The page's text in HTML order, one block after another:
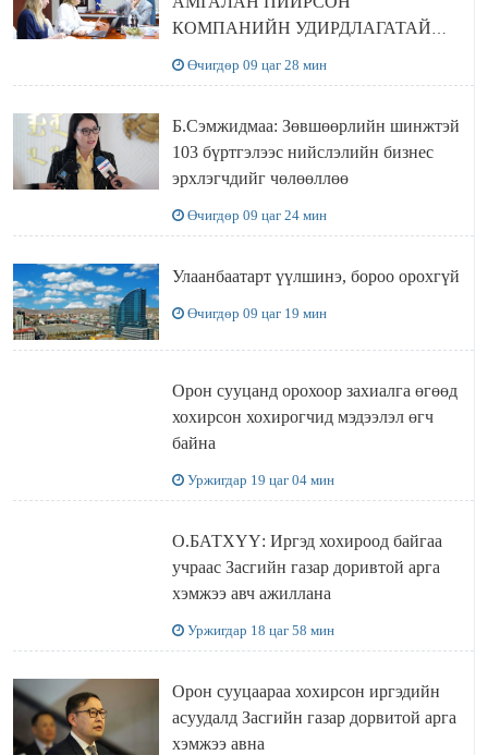
КОМПАНИЙН УДИРДЛАГАТАЙ
Өчигдөр 09 цаг 28 мин
Б.Сэмжидмаа: Зөвшөөрлийн шинжтэй
103 бүртгэлээс нийслэлийн бизнес
эрхлэгчдийг чөлөөллөө
Өчигдөр 09 цаг 24 мин
Улаанбаатарт үүлшинэ, бороо орохгүй
Өчигдөр 09 цаг 19 мин
Орон сууцанд орохоор захиалга өгөөд
хохирсон хохирогчид мэдээлэл өгч
байна
Уржигдар 19 цаг 04 мин
О.БАТХҮҮ: Иргэд хохироод байгаа
учраас Засгийн газар доривтой арга
хэмжээ авч ажиллана
Уржигдар 18 цаг 58 мин
Орон сууцаараа хохирсон иргэдийн
асуудалд Засгийн газар дорвитой арга
хэмжээ авна